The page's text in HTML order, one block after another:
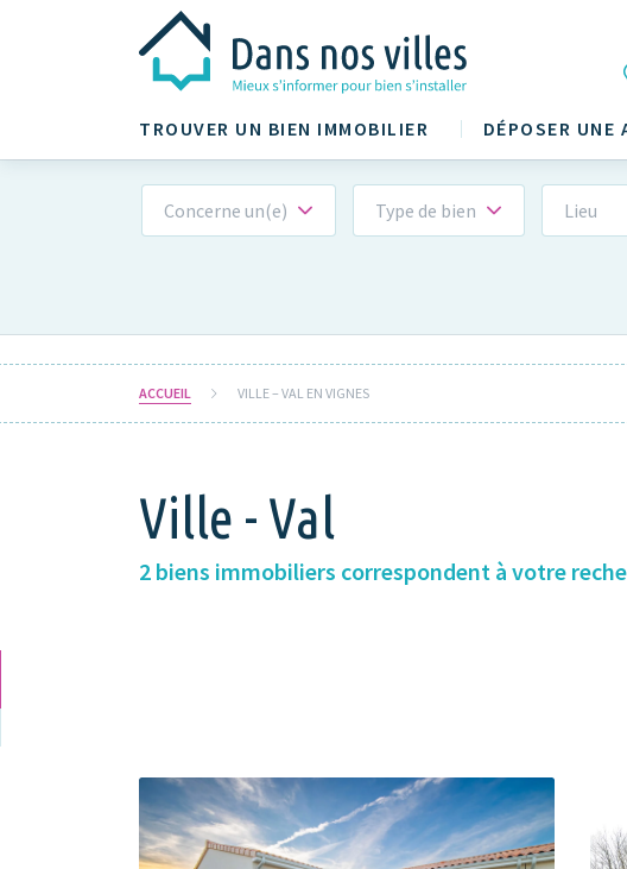
TROUVER UN BIEN IMMOBILIER DÉPOSER UNE
Concerne un(e) Type de bien Lieu
ACCUEIL VILLE – VAL EN VIGNES
Ville - Val
2 biens immobiliers correspondent à votre